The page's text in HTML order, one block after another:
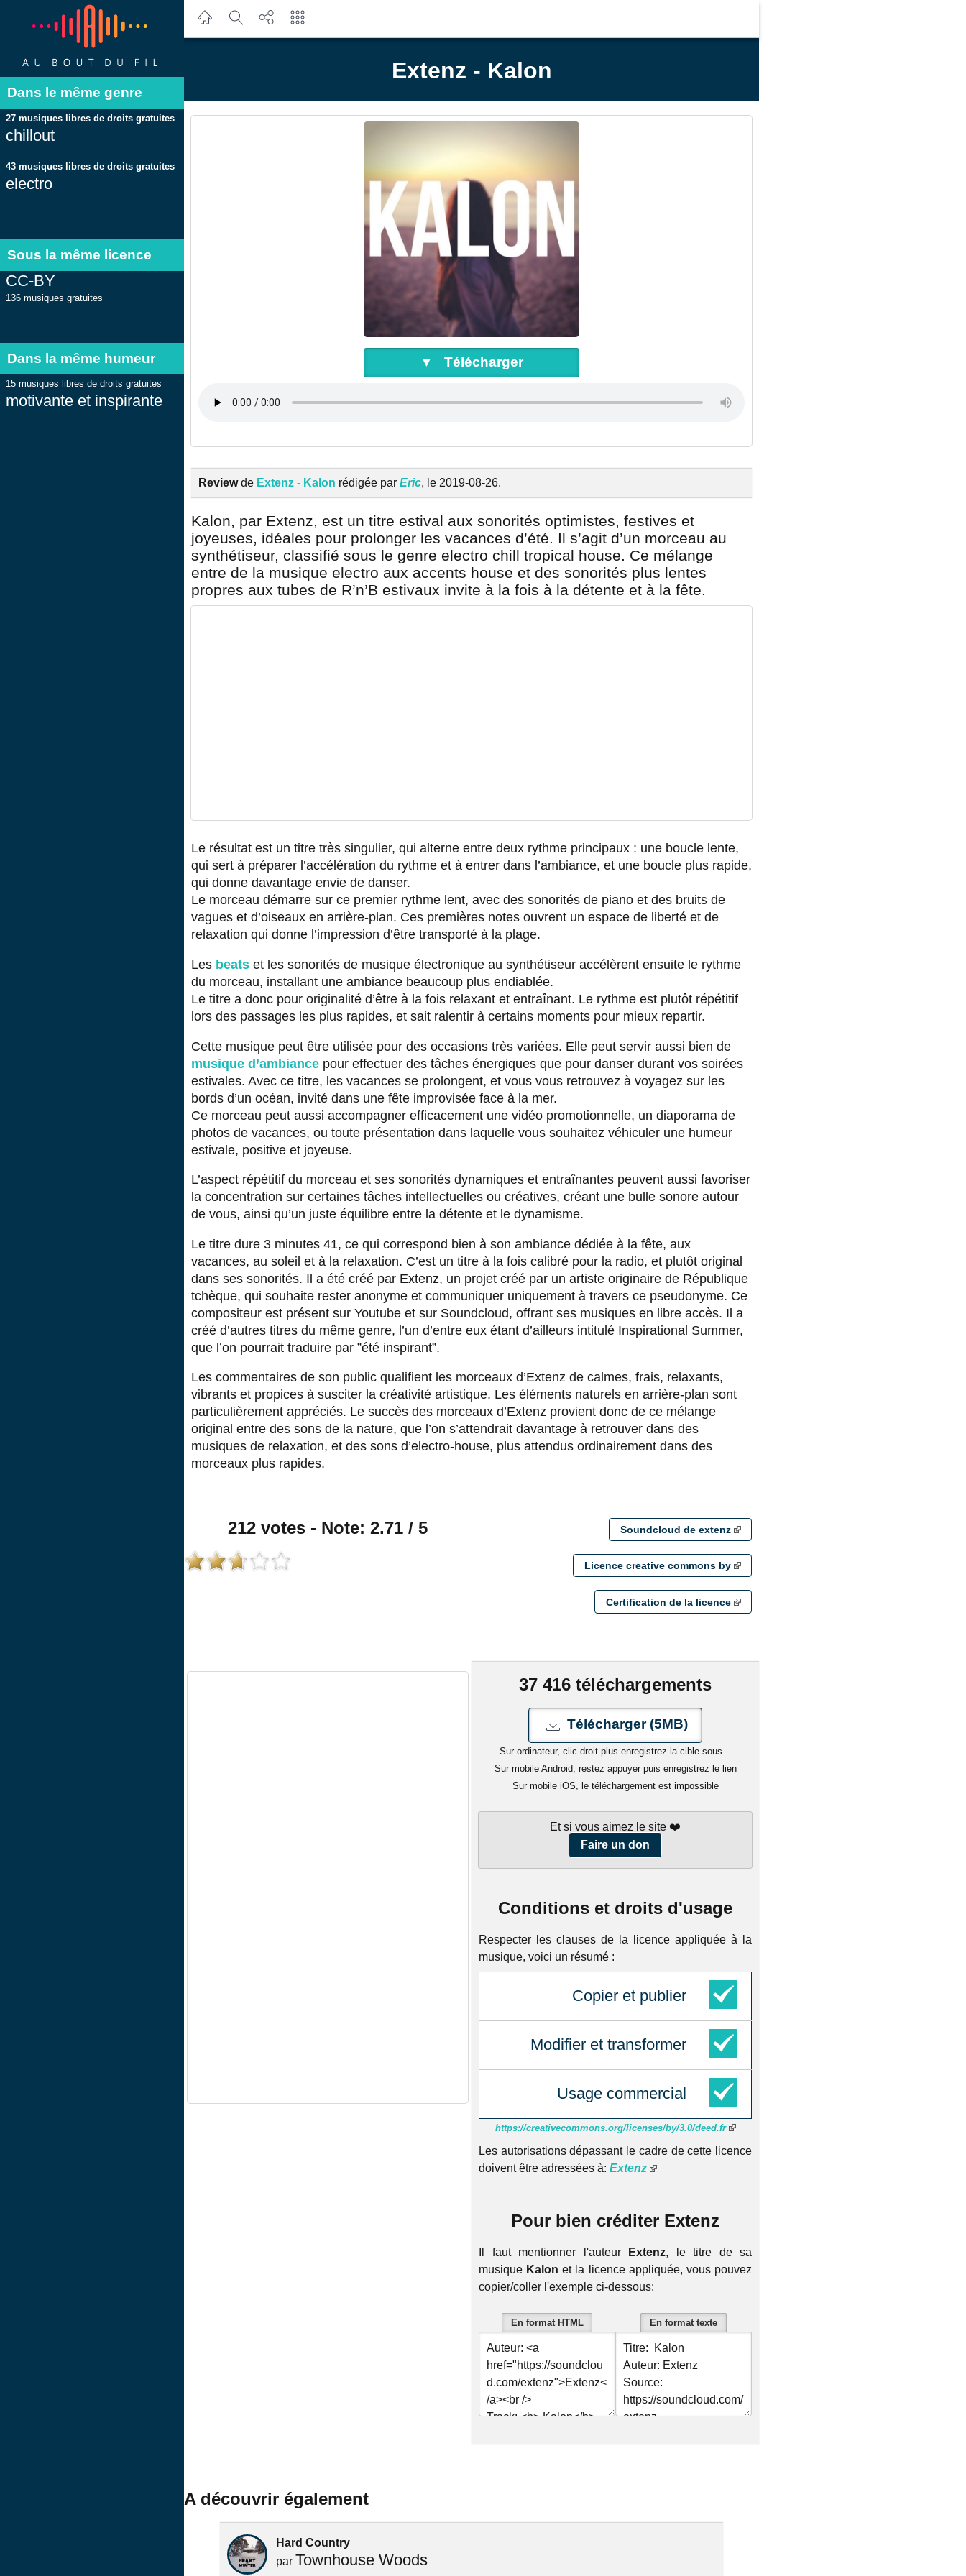
Dans le même genre
27 musiques libres de droits gratuites
chillout
43 musiques libres de droits gratuites
electro
Sous la même licence
CC-BY
136 musiques gratuites
Dans la même humeur
15 musiques libres de droits gratuites
motivante et inspirante
Extenz - Kalon
▼ Télécharger
Reviewde Extenz - Kalon rédigée par Eric, le 2019-08-26.
Kalon, par Extenz, est un titre estival aux sonorités optimistes, festives et
joyeuses, idéales pour prolonger les vacances d’été. Il s’agit d’un morceau au
synthétiseur, classifié sous le genre electro chill tropical house. Ce mélange
entre de la musique electro aux accents house et des sonorités plus lentes
propres aux tubes de R’n’B estivaux invite à la fois à la détente et à la fête.
Le résultat est un titre très singulier, qui alterne entre deux rythme principaux : une boucle lente,
qui sert à préparer l’accélération du rythme et à entrer dans l’ambiance, et une boucle plus rapide,
qui donne davantage envie de danser.
Le morceau démarre sur ce premier rythme lent, avec des sonorités de piano et des bruits de
vagues et d’oiseaux en arrière-plan. Ces premières notes ouvrent un espace de liberté et de
relaxation qui donne l’impression d’être transporté à la plage.
Les beats et les sonorités de musique électronique au synthétiseur accélèrent ensuite le rythme
du morceau, installant une ambiance beaucoup plus endiablée.
Le titre a donc pour originalité d’être à la fois relaxant et entraînant. Le rythme est plutôt répétitif
lors des passages les plus rapides, et sait ralentir à certains moments pour mieux repartir.
Cette musique peut être utilisée pour des occasions très variées. Elle peut servir aussi bien de
musique d’ambiance pour effectuer des tâches énergiques que pour danser durant vos soirées
estivales. Avec ce titre, les vacances se prolongent, et vous vous retrouvez à voyagez sur les
bords d’un océan, invité dans une fête improvisée face à la mer.
Ce morceau peut aussi accompagner efficacement une vidéo promotionnelle, un diaporama de
photos de vacances, ou toute présentation dans laquelle vous souhaitez véhiculer une humeur
estivale, positive et joyeuse.
L’aspect répétitif du morceau et ses sonorités dynamiques et entraînantes peuvent aussi favoriser
la concentration sur certaines tâches intellectuelles ou créatives, créant une bulle sonore autour
de vous, ainsi qu’un juste équilibre entre la détente et le dynamisme.
Le titre dure 3 minutes 41, ce qui correspond bien à son ambiance dédiée à la fête, aux
vacances, au soleil et à la relaxation. C’est un titre à la fois calibré pour la radio, et plutôt original
dans ses sonorités. Il a été créé par Extenz, un projet créé par un artiste originaire de République
tchèque, qui souhaite rester anonyme et communiquer uniquement à travers ce pseudonyme. Ce
compositeur est présent sur Youtube et sur Soundcloud, offrant ses musiques en libre accès. Il a
créé d’autres titres du même genre, l’un d’entre eux étant d’ailleurs intitulé Inspirational Summer,
que l’on pourrait traduire par ”été inspirant”.
Les commentaires de son public qualifient les morceaux d’Extenz de calmes, frais, relaxants,
vibrants et propices à susciter la créativité artistique. Les éléments naturels en arrière-plan sont
particulièrement appréciés. Le succès des morceaux d’Extenz provient donc de ce mélange
original entre des sons de la nature, que l’on s’attendrait davantage à retrouver dans des
musiques de relaxation, et des sons d’electro-house, plus attendus ordinairement dans des
morceaux plus rapides.
212 votes - Note: 2.71 / 5 Soundcloud de extenz
Licence creative commons by
Certification de la licence
37 416 téléchargements
Télécharger (5MB)
Sur ordinateur, clic droit plus enregistrez la cible sous...
Sur mobile Android, restez appuyer puis enregistrez le lien
Sur mobile iOS, le téléchargement est impossible
Et si vous aimez le site ❤️
Faire un don
Conditions et droits d'usage
Respecter les clauses de la licence appliquée à la
musique, voici un résumé :
Copier et publier
Modifier et transformer
Usage commercial
https://creativecommons.org/licenses/by/3.0/deed.fr
Les autorisations dépassant le cadre de cette licence
doivent être adressées à: Extenz
Pour bien créditer Extenz
Il faut mentionner l'auteur Extenz, le titre de sa
musique Kalon et la licence appliquée, vous pouvez
copier/coller l'exemple ci-dessous:
En format HTML En format texte
A découvrir également
Hard Country
par Townhouse Woods